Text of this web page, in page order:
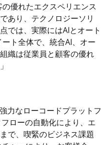
優れたエクスペリエンス
あり、テクノロジーソリ
では、実際にはAIとオート
ト全体で、統合AI、オー
織は従業員と顧客の優れ
力なローコードプラットフ
ローの自動化により、エ
で、喫緊のビジネス課題